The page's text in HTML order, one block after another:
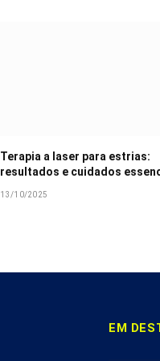
Terapia a laser para estrias:
resultados e cuidados
13/10/2025
EM